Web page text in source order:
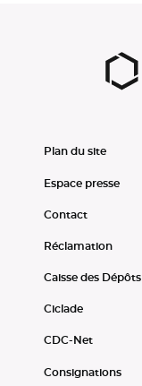
Plan du site
Espace presse
Contact
Réclamation
Caisse des Dépôts
Ciclade
CDC-Net
Consignations